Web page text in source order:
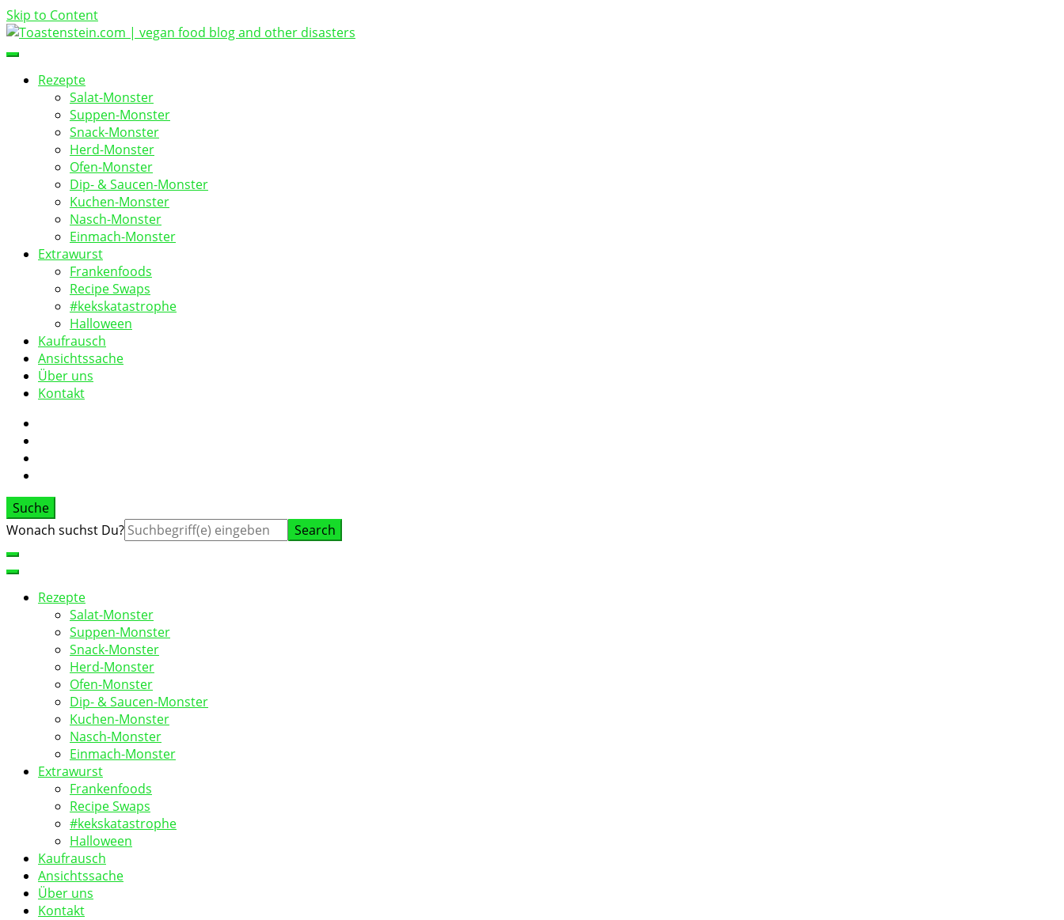
Skip to Content
Toastenstein.com
vegan food blog
Rezepte
Salat-Monster
Suppen-Monster
Snack-Monster
Herd-Monster
Ofen-Monster
Dip- & Saucen-Monster
Kuchen-Monster
Nasch-Monster
Einmach-Monster
Extrawurst
Frankenfoods
Recipe Swaps
#kekskatastrophe
Halloween
Kaufrausch
Ansichtssache
Über uns
Kontakt
Suche
Suche
Wonach suchst Du?
Rezepte
Salat-Monster
Suppen-Monster
Snack-Monster
Herd-Monster
Ofen-Monster
Dip- & Saucen-Monster
Kuchen-Monster
Nasch-Monster
Einmach-Monster
Extrawurst
Frankenfoods
Recipe Swaps
#kekskatastrophe
Halloween
Kaufrausch
Ansichtssache
Über uns
Kontakt